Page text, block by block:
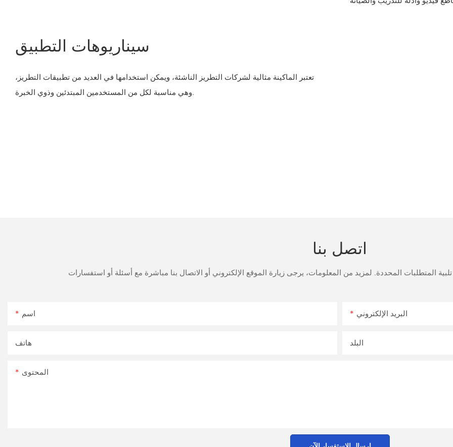
سيناريوهات التطبيق
تعتبر الماكينة مثالية لشركات التطريز الناشئة، ويمكن استخدامها في العديد من تطبيقات التطريز،
وهي مناسبة لكل من المستخدمين المبتدئين وذوي الخبرة.
اتصل بنا
اسم البريد الإلكتروني
هاتف البلد
المحتوى